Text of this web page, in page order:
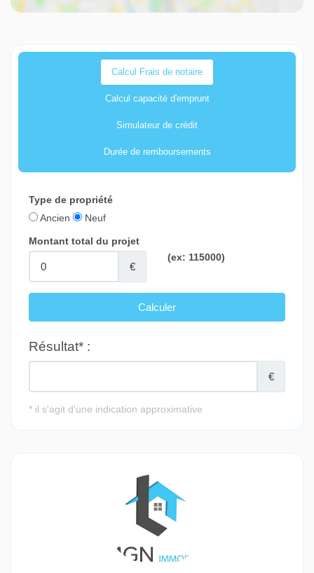
Calcul Frais de notaire
Calcul capacité d'emprunt
Simulateur de crédit
Durée de remboursements